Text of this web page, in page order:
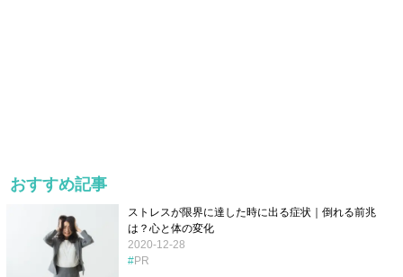
おすすめ記事
ストレスが限界に達した時に出る症状｜倒れる前兆
は？心と体の変化
2020-12-28
PR